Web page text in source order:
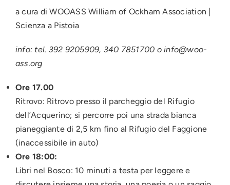
a cura di WOOASS William of Ockham Association |
Scienza a Pistoia
info: tel. 392 9205909, 340 7851700 o info@woo-
ass.org
Ore 17.00
Ritrovo: Ritrovo presso il parcheggio del Rifugio
dell’Acquerino; si percorre poi una strada bianca
pianeggiante di 2,5 km fino al Rifugio del Faggione
(inaccessibile in auto)
Ore 18:00:
Libri nel Bosco: 10 minuti a testa per leggere e